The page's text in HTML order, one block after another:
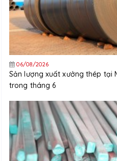
06/08/2026
Sản lượng xuất xưởng thép tại
trong tháng 6